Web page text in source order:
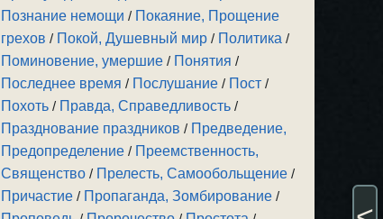
Познание немощи / Покаяние, Прощение
грехов / Покой, Душевный мир / Политика /
Поминовение, умершие / Понятия /
Последнее время / Послушание / Пост /
Похоть / Правда, Справедливость /
Празднование праздников / Предведение,
Предопределение / Преемственность,
Священство / Прелесть, Самообольщение /
Причастие / Пропаганда, Зомбирование /